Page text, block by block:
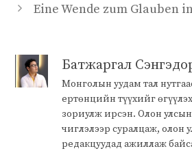
Eine Wende zum Glauben
Батжаргал
Монголын уудам тал
ертөнцийн түүхийг
зориулж ирсэн. Олон улсын
чиглэлээр суралцаж, олон
редакцуудад ажиллаж